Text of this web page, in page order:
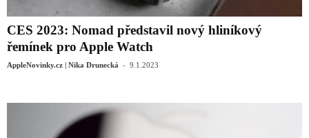
CES 2023: Nomad představil nový hliníkový
řemínek pro Apple Watch
AppleNovinky.cz | Nika Drunecká - 9.1.2023